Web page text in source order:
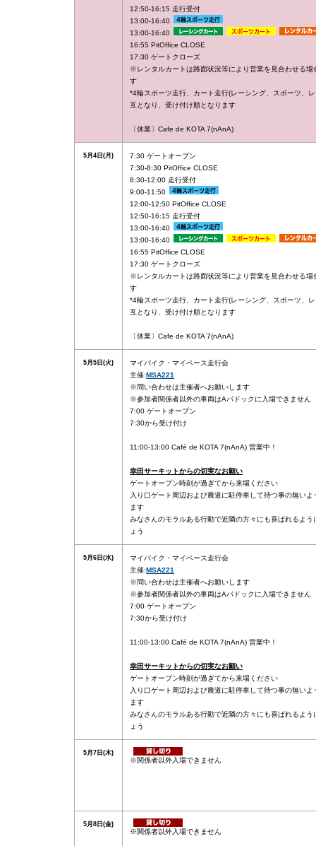
12:50-16:15 走行受付
13:00-16:40
13:00-16:40
16:55 PitOffice CLOSE
17:30 ゲートクローズ
※レンタルカートは路面状況等により営業を見合わせる場
す
*4輪スポーツ走行、カート走行(レーシング、スポーツ、
互となり、受け付け順となります
〔休業〕Cafe de KOTA 7(nAnA)
5月4日(月)
7:30 ゲートオープン
7:30-8:30 PitOffice CLOSE
8:30-12:00 走行受付
9:00-11:50
12:00-12:50 PitOffice CLOSE
12:50-16:15 走行受付
13:00-16:40
13:00-16:40
16:55 PitOffice CLOSE
17:30 ゲートクローズ
※レンタルカートは路面状況等により営業を見合わせる場
す
*4輪スポーツ走行、カート走行(レーシング、スポーツ、
互となり、受け付け順となります
〔休業〕Cafe de KOTA 7(nAnA)
5月5日(火)
マイバイク・マイペース走行会
主催:MSA221
※問い合わせは主催者へお願いします
※参加者関係者以外の車両はAパドックに入場できません
7:00 ゲートオープン
7:30から受け付け
11:00-13:00 Café de KOTA 7(nAnA) 営業中！
幸田サーキットからの切実なお願い
ゲートオープン時刻が過ぎてから来場ください
入り口ゲート周辺および農道に駐停車して待つ事の無いよ
ます
みなさんのモラルある行動で近隣の方々にも喜ばれるよう
ょう
5月6日(水)
マイバイク・マイペース走行会
主催:MSA221
※問い合わせは主催者へお願いします
※参加者関係者以外の車両はAパドックに入場できません
7:00 ゲートオープン
7:30から受け付け
11:00-13:00 Café de KOTA 7(nAnA) 営業中！
幸田サーキットからの切実なお願い
ゲートオープン時刻が過ぎてから来場ください
入り口ゲート周辺および農道に駐停車して待つ事の無いよ
ます
みなさんのモラルある行動で近隣の方々にも喜ばれるよう
ょう
5月7日(木)
※関係者以外入場できません
5月8日(金)
※関係者以外入場できません